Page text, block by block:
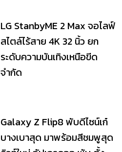
LG StanbyME 2 Max จอไลฟ์
สไตล์ไร้สาย 4K 32 นิ้ว ยก
ระดับความบันเทิงเหนือขีด
จำกัด
Galaxy Z Flip8 พับดีไซน์เก๋
บางเบาสุด มาพร้อมสีชมพูสุด